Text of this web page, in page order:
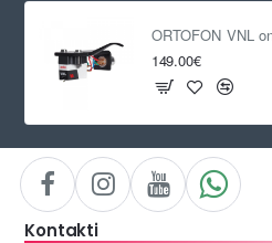
149.00€
Kontakti